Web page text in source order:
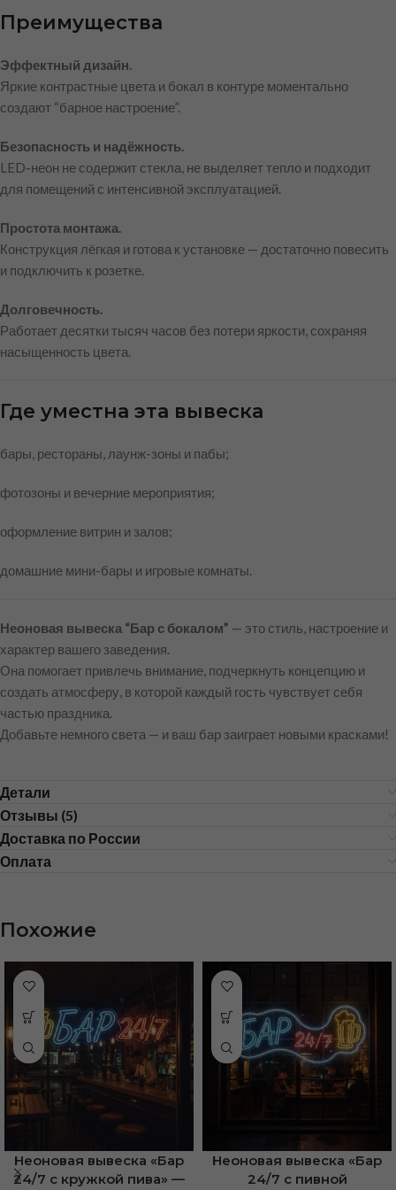
Преимущества
Эффектный дизайн.
Яркие контрастные цвета и бокал в контуре моментально
создают “барное настроение”.
Безопасность и надёжность.
LED-неон не содержит стекла, не выделяет тепло и подходит
для помещений с интенсивной эксплуатацией.
Простота монтажа.
Конструкция лёгкая и готова к установке — достаточно повесить
и подключить к розетке.
Долговечность.
Работает десятки тысяч часов без потери яркости, сохраняя
насыщенность цвета.
Где уместна эта вывеска
бары, рестораны, лаунж-зоны и пабы;
фотозоны и вечерние мероприятия;
оформление витрин и залов;
домашние мини-бары и игровые комнаты.
Неоновая вывеска “Бар с бокалом” — это стиль, настроение и
характер вашего заведения.
Она помогает привлечь внимание, подчеркнуть концепцию и
создать атмосферу, в которой каждый гость чувствует себя
частью праздника.
Добавьте немного света — и ваш бар заиграет новыми красками!
Детали
Отзывы (5)
Доставка по России
Оплата
Похожие
Неоновая вывеска «Бар
24/7 с кружкой пива» —
Неоновая вывеска «Бар
24/7 с пивной